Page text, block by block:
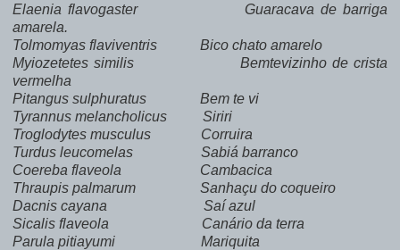
Elaenia flavogaster Guaracava de barriga
amarela.
Tolmomyas flaviventris Bico chato amarelo
Myiozetetes similis Bemtevizinho de crista
vermelha
Pitangus sulphuratus Bem te vi
Tyrannus melancholicus Siriri
Troglodytes musculus Corruira
Turdus leucomelas Sabiá barranco
Coereba flaveola Cambacica
Thraupis palmarum Sanhaçu do coqueiro
Dacnis cayana Saí azul
Sicalis flaveola Canário da terra
Parula pitiayumi Mariquita